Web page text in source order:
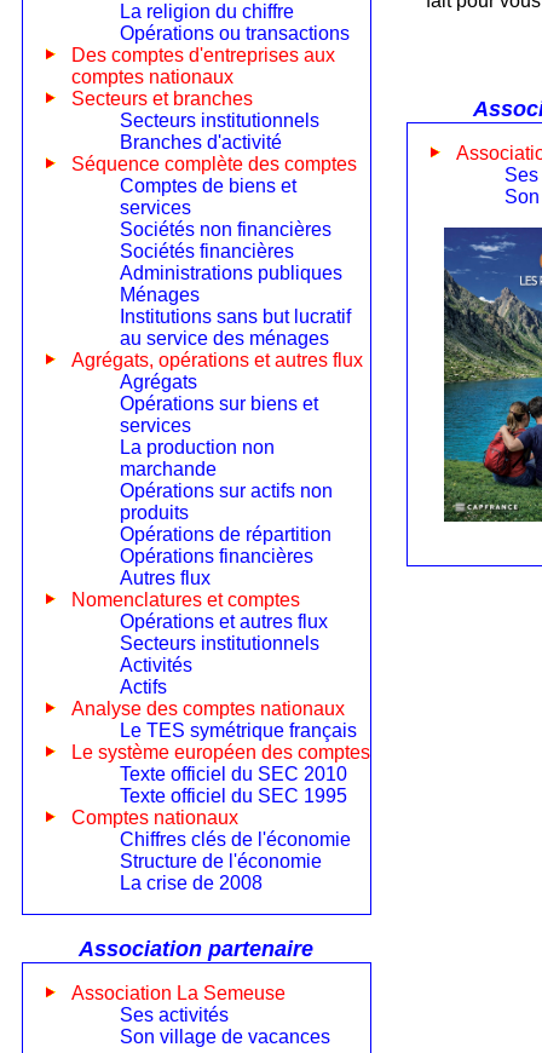
La religion du chiffre
Opérations ou transactions
Des comptes d'entreprises aux
comptes nationaux
Secteurs et branches
Secteurs institutionnels
Branches d'activité
Séquence complète des comptes
Comptes de biens et
services
Sociétés non financières
Sociétés financières
Administrations publiques
Ménages
Institutions sans but lucratif
au service des ménages
Agrégats, opérations et autres flux
Agrégats
Opérations sur biens et
services
La production non
marchande
Opérations sur actifs non
produits
Opérations de répartition
Opérations financières
Autres flux
Nomenclatures et comptes
Opérations et autres flux
Secteurs institutionnels
Activités
Actifs
Analyse des comptes nationaux
Le TES symétrique français
Le système européen des comptes
Texte officiel du SEC 2010
Texte officiel du SEC 1995
Comptes nationaux
Chiffres clés de l'économie
Structure de l'économie
La crise de 2008
Association partenaire
Association La Semeuse
Ses activités
Son village de vacances